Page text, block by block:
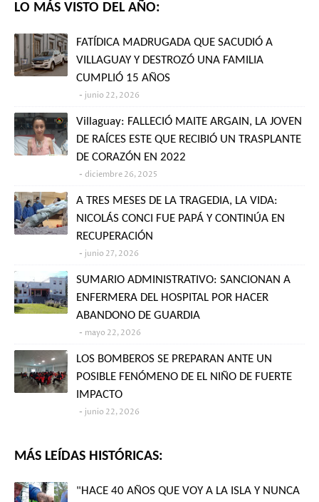
LO MÁS VISTO DEL AÑO:
FATÍDICA MADRUGADA QUE SACUDIÓ A
VILLAGUAY Y DESTROZÓ UNA FAMILIA
CUMPLIÓ 15 AÑOS
junio 22, 2026
Villaguay: FALLECIÓ MAITE ARGAIN, LA JOVEN
DE RAÍCES ESTE QUE RECIBIÓ UN TRASPLANTE
DE CORAZÓN EN 2022
diciembre 26, 2025
A TRES MESES DE LA TRAGEDIA, LA VIDA:
NICOLÁS CONCI FUE PAPÁ Y CONTINÚA EN
RECUPERACIÓN
junio 27, 2026
SUMARIO ADMINISTRATIVO: SANCIONAN A
ENFERMERA DEL HOSPITAL POR HACER
ABANDONO DE GUARDIA
mayo 22, 2026
LOS BOMBEROS SE PREPARAN ANTE UN
POSIBLE FENÓMENO DE EL NIÑO DE FUERTE
IMPACTO
junio 22, 2026
MÁS LEÍDAS HISTÓRICAS:
"HACE 40 AÑOS QUE VOY A LA ISLA Y NUNCA